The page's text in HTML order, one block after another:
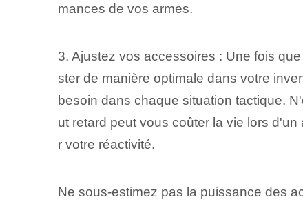
mances de vos armes.
3.‍ Ajustez vos accessoires : Une fois
ster de manière optimale dans votre
besoin dans chaque situation tactique.
ut retard peut vous coûter la vie lors
r votre réactivité.
Ne sous-estimez pas la puissance des